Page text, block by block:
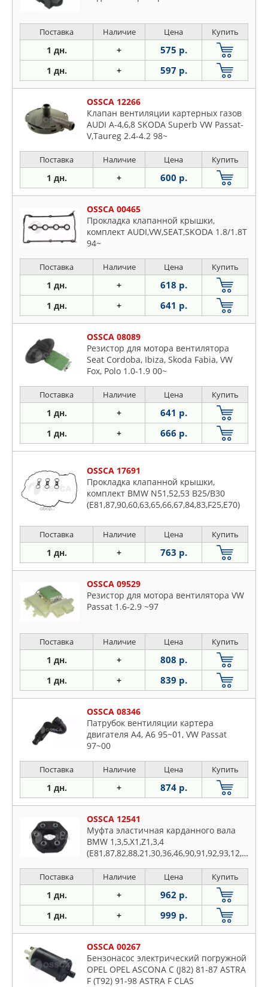
Поставка Наличие Цена Купить
1 дн. + 575 р.
1 дн. + 597 р.
OSSCA 12266
Клапан вентиляции картерных газов
AUDI A-4,6,8 SKODA Superb VW Passat-
V,Taureg 2.4-4.2 98~
Поставка Наличие Цена Купить
1 дн. + 600 р.
OSSCA 00465
Прокладка клапанной крышки,
комплект AUDI,VW,SEAT,SKODA 1.8/1.8T
94~
Поставка Наличие Цена Купить
1 дн. + 618 р.
1 дн. + 641 р.
OSSCA 08089
Резистор для мотора вентилятора
Seat Cordoba, Ibiza, Skoda Fabia, VW
Fox, Polo 1.0-1.9 00~
Поставка Наличие Цена Купить
1 дн. + 641 р.
1 дн. + 666 р.
OSSCA 17691
Прокладка клапанной крышки,
комплект BMW N51,52,53 B25/B30
(E81,87,90,60,63,65,66,67,84,83,F25,E70)
Поставка Наличие Цена Купить
1 дн. + 763 р.
OSSCA 09529
Резистор для мотора вентилятора VW
Passat 1.6-2.9 ~97
Поставка Наличие Цена Купить
1 дн. + 808 р.
1 дн. + 839 р.
OSSCA 08346
Патрубок вентиляции картера
двигателя A4, A6 95~01, VW Passat
97~00
Поставка Наличие Цена Купить
1 дн. + 874 р.
OSSCA 12541
Муфта эластичная карданного вала
BMW 1,3,5,X1,Z1,3,4
(E81,87,82,88,21,30,36,46,90,91,92,93,12,28,34,
Поставка Наличие Цена Купить
1 дн. + 962 р.
1 дн. + 999 р.
OSSCA 00267
Бензонасос электрический погружной
OPEL OPEL ASCONA C (J82) 81-87 ASTRA
F (T92) 91-98 ASTRA F CLAS